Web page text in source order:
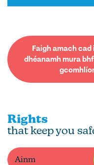
Faigh amach
dhéanamh mura
Rights
that keep you
Ainm